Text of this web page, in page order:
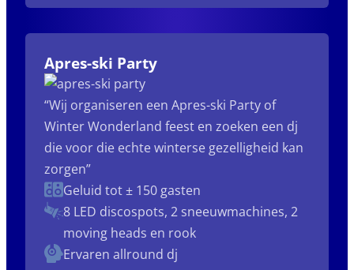
Apres-ski Party
“Wij organiseren een Apres-ski Party of
Winter Wonderland feest en zoeken een dj
die voor die echte winterse gezelligheid kan
zorgen”
Geluid tot ± 150 gasten
8 LED discospots, 2 sneeuwmachines, 2
moving heads en rook
Ervaren allround dj